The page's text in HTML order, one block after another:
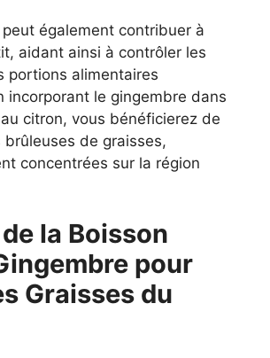
également contribuer à
aidant ainsi à contrôler les
portions alimentaires
incorporant le gingembre dans
citron, vous bénéficierez de
brûleuses de graisses,
concentrées sur la région
la Boisson
pour
Graisses du